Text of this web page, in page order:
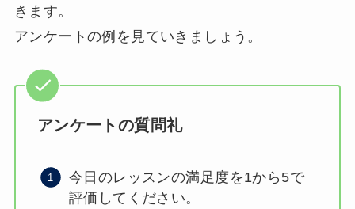
きます。
アンケートの例を見ていきましょう。
アンケートの質問礼
今日のレッスンの満足度を1から5で
評価してください。